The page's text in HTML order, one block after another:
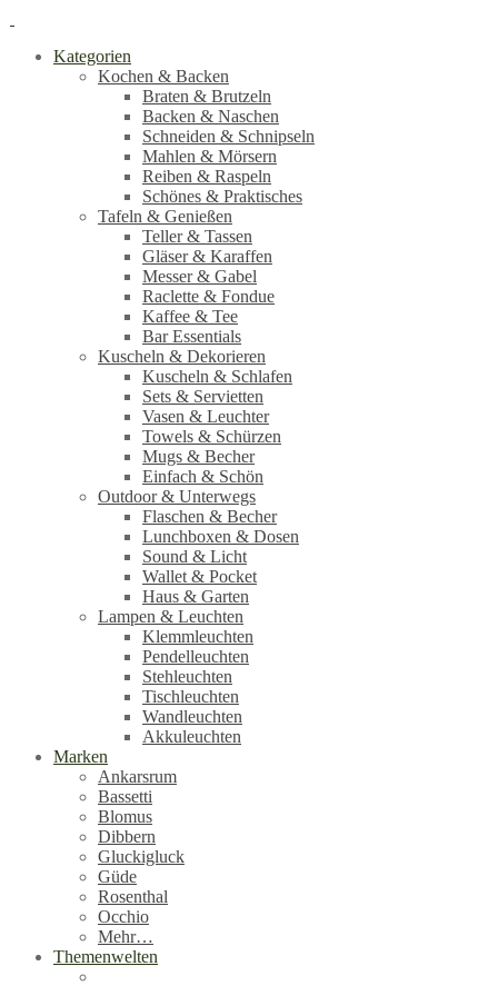
Kategorien
Kochen & Backen
Braten & Brutzeln
Backen & Naschen
Schneiden & Schnipseln
Mahlen & Mörsern
Reiben & Raspeln
Schönes & Praktisches
Tafeln & Genießen
Teller & Tassen
Gläser & Karaffen
Messer & Gabel
Raclette & Fondue
Kaffee & Tee
Bar Essentials
Kuscheln & Dekorieren
Kuscheln & Schlafen
Sets & Servietten
Vasen & Leuchter
Towels & Schürzen
Mugs & Becher
Einfach & Schön
Outdoor & Unterwegs
Flaschen & Becher
Lunchboxen & Dosen
Sound & Licht
Wallet & Pocket
Haus & Garten
Lampen & Leuchten
Klemmleuchten
Pendelleuchten
Stehleuchten
Tischleuchten
Wandleuchten
Akkuleuchten
Marken
Ankarsrum
Bassetti
Blomus
Dibbern
Gluckigluck
Güde
Rosenthal
Occhio
Mehr…
Themenwelten